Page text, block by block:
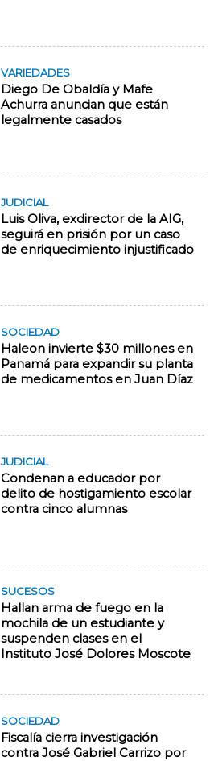
VARIEDADES
Diego De Obaldía y Mafe
Achurra anuncian que están
legalmente casados
JUDICIAL
Luis Oliva, exdirector de la AIG,
seguirá en prisión por un caso
de enriquecimiento injustificado
SOCIEDAD
Haleon invierte $30 millones en
Panamá para expandir su planta
de medicamentos en Juan Díaz
JUDICIAL
Condenan a educador por
delito de hostigamiento escolar
contra cinco alumnas
SUCESOS
Hallan arma de fuego en la
mochila de un estudiante y
suspenden clases en el
Instituto José Dolores Moscote
SOCIEDAD
Fiscalía cierra investigación
contra José Gabriel Carrizo por